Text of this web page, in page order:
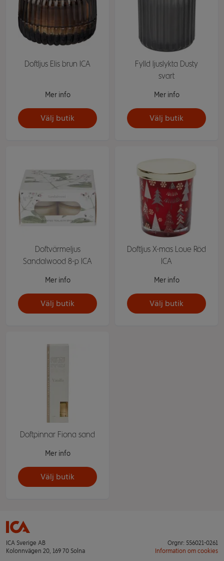
Doftljus Elis brun ICA
Mer info
Välj butik
Fylld ljuslykta Dusty
svart
Mer info
Välj butik
Doftvärmeljus
Sandalwood 8-p ICA
Mer info
Välj butik
Doftljus X-mas Loue Röd
ICA
Mer info
Välj butik
Doftpinnar Fiona sand
Mer info
Välj butik
ICA Sverige AB
Kolonnvägen 20, 169 70 Solna
Orgnr: 556021-0261
Information om cookies